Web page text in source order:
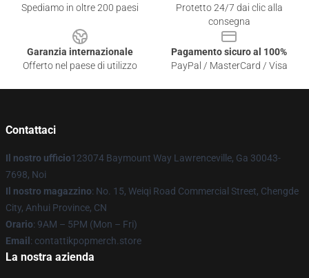
Spediamo in oltre 200 paesi
Protetto 24/7 dai clic alla
consegna
Garanzia internazionale
Offerto nel paese di utilizzo
Pagamento sicuro al 100%
PayPal / MasterCard / Visa
Contattaci
Il nostro ufficio123074 Baymount Way Lawrenceville, Ga 30043-
7698, Noi
Il nostro magazzino: No. 15, Weiqi Road Commercial Street, Chengde
City, Anhui Province, CN
Orario: 9AM – 5PM (Mon – Fri)
Email : contattikpopmerch.store
La nostra azienda